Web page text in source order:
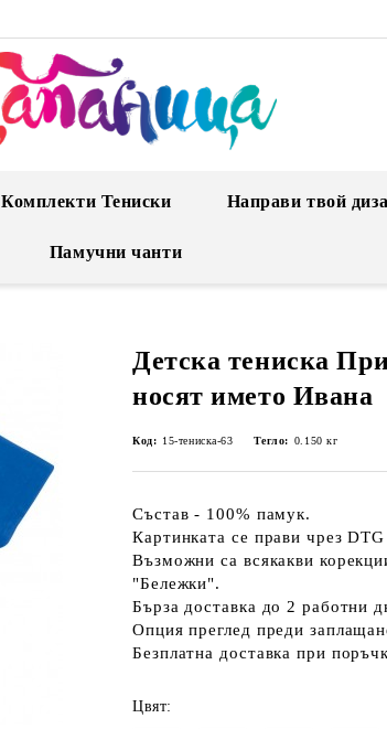
Комплекти Тениски Направи твой
Памучни чанти
Детска тениска
носят името Ивана
Код: 15-тениска-63 Тегло: 0.150 кг
Състав - 100% памук.
Картинката се прави чрез
Възможни са всякакви
"Бележки".
Бърза доставка до 2 работни
Опция преглед преди
Безплатна доставка при
Цвят: